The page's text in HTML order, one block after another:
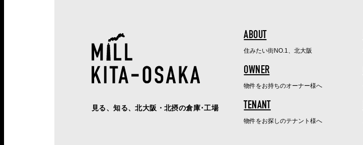
見る、知る、北大阪・北摂の倉庫･工場
ABOUT
住みたい街NO.1、北大阪
OWNER
物件をお持ちのオーナー様へ
TENANT
物件をお探しのテナント様へ